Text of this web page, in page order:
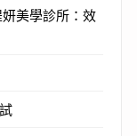
妍美學診所：效